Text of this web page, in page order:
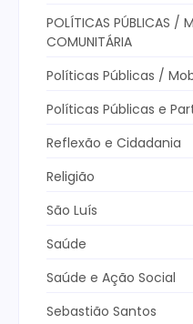
POLÍTICAS PÚBLICAS /
COMUNITÁRIA
Políticas Públicas /
Políticas Públicas e
Reflexão e Cidadania
Religião
São Luís
Saúde
Saúde e Ação Social
Sebastião Santos